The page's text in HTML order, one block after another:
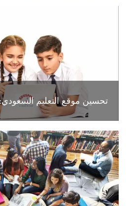
تحسين موقع التعليم